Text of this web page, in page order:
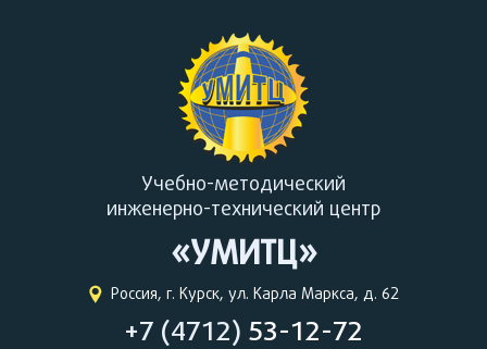
Учебно-методический
инженерно-технический центр
«УМИТЦ»
Россия, г. Курск, ул. Карла Маркса, д. 62
+7 (4712) 53-12-72